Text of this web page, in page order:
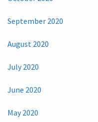
September 2020
August 2020
July 2020
June 2020
May 2020